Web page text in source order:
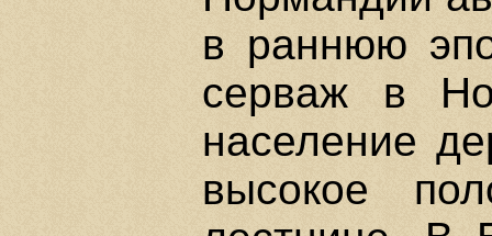
в раннюю
серваж в
население
высокое